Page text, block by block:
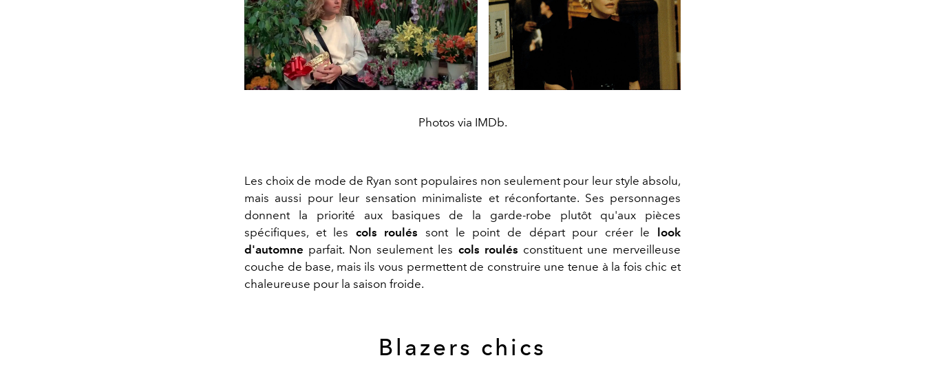
Photos via IMDb.
Les choix de mode de Ryan sont populaires non seulement pour leur style absolu,
mais aussi pour leur sensation minimaliste et réconfortante. Ses personnages
donnent la priorité aux basiques de la garde-robe plutôt qu'aux pièces
spécifiques, et les cols rouléssont le point de départ pour créer le
look
d'automne parfait. Non seulement les cols roulés constituent une merveilleuse
couche de base, mais ils vous permettent de construire une tenue à la fois chic et
chaleureuse pour la saison froide.
Blazers chics